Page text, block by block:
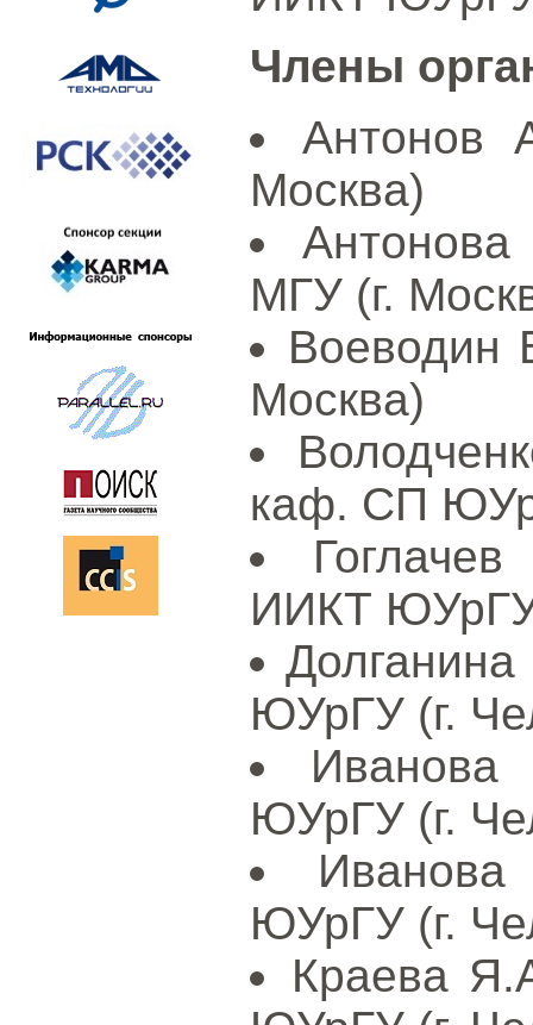
Члены
Антонов
Москва)
МГУ (г.
Воеводин
Москва)
каф. СП
ИИКТ ЮУрГУ
ЮУрГУ (г.
ЮУрГУ (г.
ЮУрГУ (г.
Краева